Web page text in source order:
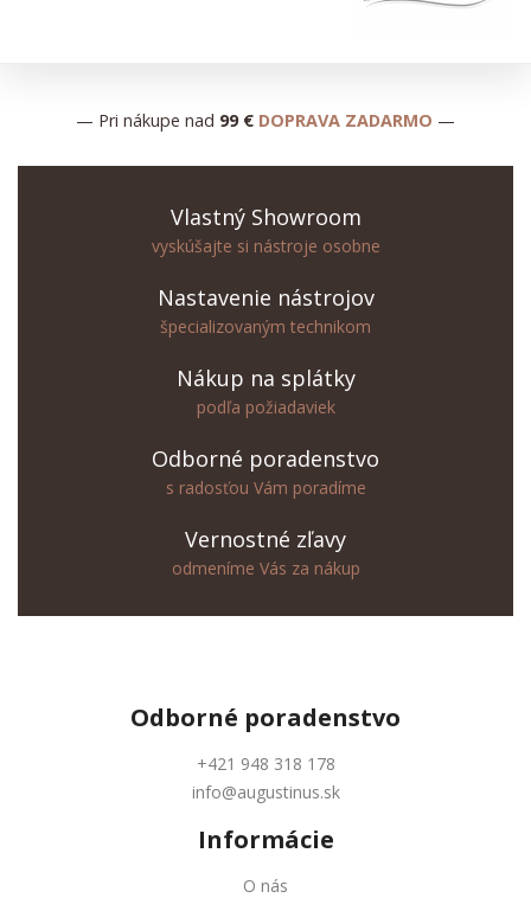
— Pri nákupe nad 99 € DOPRAVA ZADARMO —
Vlastný Showroom
vyskúšajte si nástroje osobne
Nastavenie nástrojov
špecializovaným technikom
Nákup na splátky
podľa požiadaviek
Odborné poradenstvo
s radosťou Vám poradíme
Vernostné zľavy
odmeníme Vás za nákup
Odborné poradenstvo
+421 948 318 178
info@augustinus.sk
Informácie
O nás